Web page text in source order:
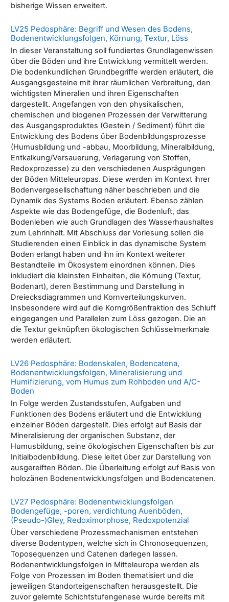
bisherige Wissen erweitert.
LV25 Pedosphäre: Begriff und Wesen des Bodens,
Bodenentwicklungsfolgen, Körnung, Textur, Löss
In dieser Veranstaltung soll fundiertes Grundlagenwissen
über die Böden und ihre Entwicklung vermittelt werden.
Die bodenkundlichen Grundbegriffe werden erläutert, die
Ausgangsgesteine mit ihrer räumlichen Verbreitung, den
wichtigsten Mineralien und ihren Eigenschaften
dargestellt. Angefangen von den physikalischen,
chemischen und biogenen Prozessen der Verwitterung
des Ausgangsproduktes (Gestein / Sediment) führt die
Entwicklung des Bodens über Bodenbildungsprozesse
(Humusbildung und -abbau, Moorbildung, Mineralbildung,
Entkalkung/Versauerung, Verlagerung von Stoffen,
Redoxprozesse) zu den verschiedenen Ausprägungen
der Böden Mitteleuropas. Diese werden im Kontext ihrer
Bodenvergesellschaftung näher beschrieben und die
Dynamik des Systems Boden erläutert. Ebenso zählen
Aspekte wie das Bodengefüge, die Bodenluft, das
Bodenleben wie auch Grundlagen des Wasserhaushaltes
zum Lehrinhalt. Mit Abschluss der Vorlesung sollen die
Studierenden einen Einblick in das dynamische System
Boden erlangt haben und ihn im Kontext weiterer
Bestandteile im Ökosystem einordnen können. Dies
inkludiert die kleinsten Einheiten, die Körnung (Textur,
Bodenart), deren Bestimmung und Darstellung in
Dreiecksdiagrammen und Kornverteilungskurven.
Insbesondere wird auf die Korngrößenfraktion des Schluff
eingegangen und Parallelen zum Löss gezogen. Die an
die Textur geknüpften ökologischen Schlüsselmerkmale
werden erläutert.
LV26 Pedosphäre: Bodenskalen, Bodencatena,
Bodenentwicklungsfolgen, Mineralisierung und
Humifizierung, vom Humus zum Rohboden und A/C-
Boden
In Folge werden Zustandsstufen, Aufgaben und
Funktionen des Bodens erläutert und die Entwicklung
einzelner Böden dargestellt. Dies erfolgt auf Basis der
Mineralisierung der organischen Substanz, der
Humusbildung, seine ökologischen Eigenschaften bis zur
Initialbodenbildung. Diese leitet über zur Darstellung von
ausgereiften Böden. Die Überleitung erfolgt auf Basis von
holozänen Bodenentwicklungsfolgen und Bodencatenen.
LV27 Pedosphäre: Bodenentwicklungsfolgen
Bodengefüge, -poren, verdichtung Auenböden,
(Pseudo-)Gley, Redoximorphose, Redoxpotenzial
Über verschiedene Prozessmechanismen entstehen
diverse Bodentypen, welche sich in Chronosequenzen,
Toposequenzen und Catenen darlegen lassen.
Bodenentwicklungsfolgen in Mitteleuropa werden als
Folge von Prozessen im Boden thematisiert und die
jeweiligen Standorteigenschaften herausgestellt. Die
zuvor gelernte Schichtstufengenese wurde bereits mit